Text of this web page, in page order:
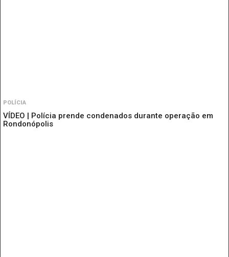
POLÍCIA
VÍDEO | Polícia prende condenados durante operação em
Rondonópolis